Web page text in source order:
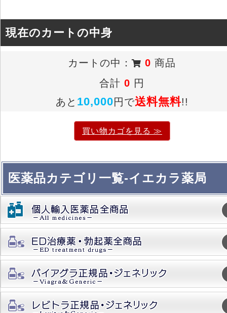
現在のカートの中身
カートの中： 0 商品
合計0 円
あと 10,000円で送料無料!!
買い物カゴを見る ≫
医薬品カテゴリ一覧-イエカラ薬局